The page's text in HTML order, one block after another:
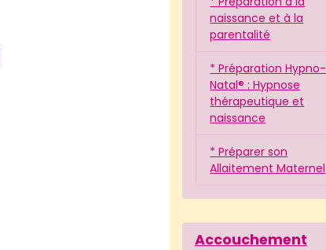
naissance et à la
parentalité
* Préparation Hypno-
Natal® : Hypnose
thérapeutique et
naissance
* Préparer son
Allaitement Maternel
Accouchement